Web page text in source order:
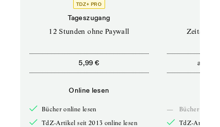
TDZ+ PRO
Tageszugang
12 Stunden ohne Paywall
5,99 €
Online lesen
Bücher online lesen
TdZ-Artikel seit 2013 online lesen
ab
—
Bücher online
TdZ-Artikel